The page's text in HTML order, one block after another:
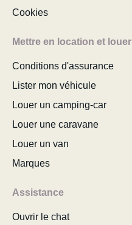
Cookies
Mettre en location et louer
Conditions d'assurance
Lister mon véhicule
Louer un camping-car
Louer une caravane
Louer un van
Marques
Assistance
Ouvrir le chat